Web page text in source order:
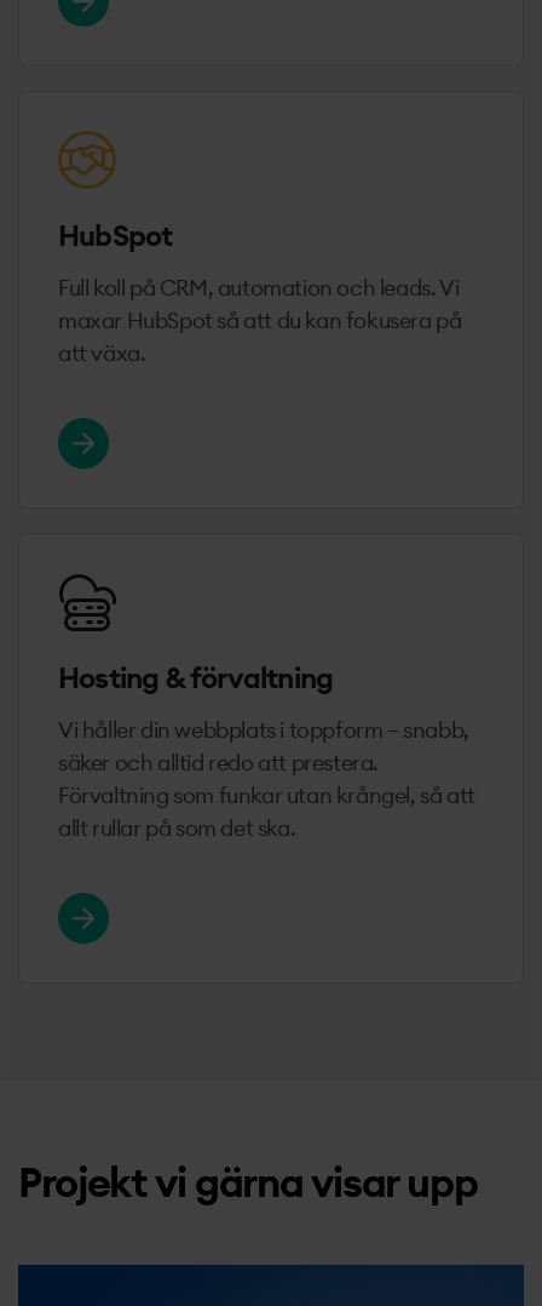
HubSpot
Full koll på CRM, automation och leads. Vi
maxar HubSpot så att du kan fokusera på
att växa.
Hosting & förvaltning
Vi håller din webbplats i toppform – snabb,
säker och alltid redo att prestera.
Förvaltning som funkar utan krångel, så att
allt rullar på som det ska.
Projekt vi gärna visar upp